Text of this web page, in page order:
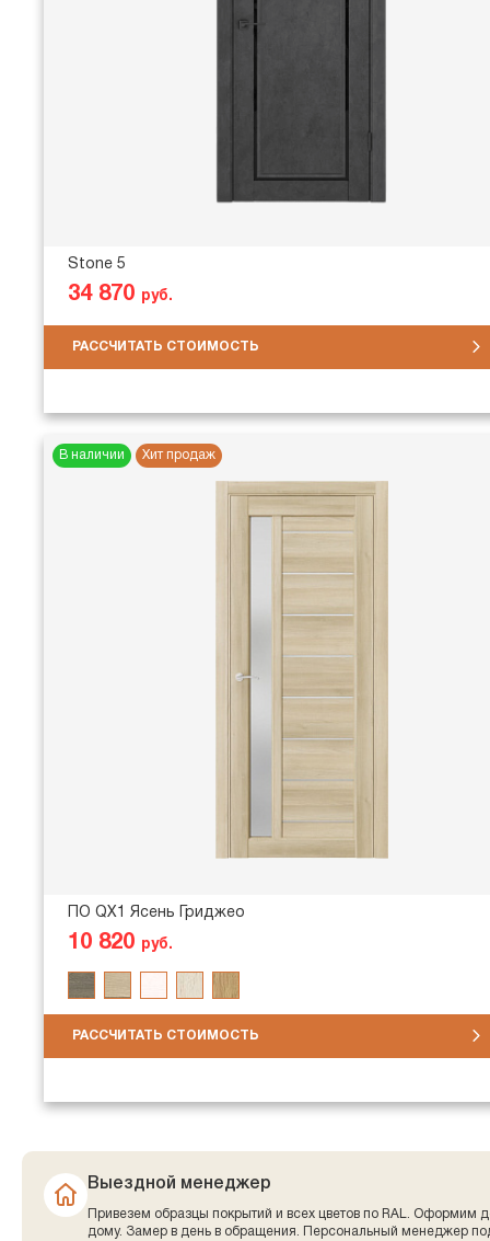
Stone 5
34 870 руб.
РАССЧИТАТЬ СТОИМОСТЬ
В наличии Хит продаж
ПО QX1 Ясень Гриджео
10 820 руб.
РАССЧИТАТЬ СТОИМОСТЬ
Выездной менеджер
Привезем образцы покрытий и всех цветов по RAL. Оформим
дому. Замер в день в обращения. Персональный менеджер